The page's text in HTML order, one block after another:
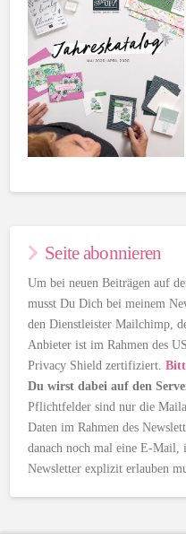
Seite abonnieren
Um bei neuen Beiträgen auf
musst Du Dich bei meinem
den Dienstleister Mailchimp,
Anbieter ist im Rahmen des
Privacy Shield zertifiziert.
Du wirst dabei auf den
Pflichtfelder sind nur die
Daten im Rahmen des
danach noch mal eine E-
Newsletter explizit erlauben